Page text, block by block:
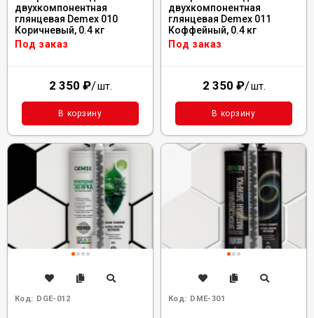
двухкомпонентная
глянцевая Demex 010
Коричневый, 0.4 кг
Под заказ
2 350 ₽/шт.
В корзину
двухкомпонентная
глянцевая Demex 011
Коффейный, 0.4 кг
Под заказ
2 350 ₽/шт.
В корзину
Код: DGE-012 Код: DME-301